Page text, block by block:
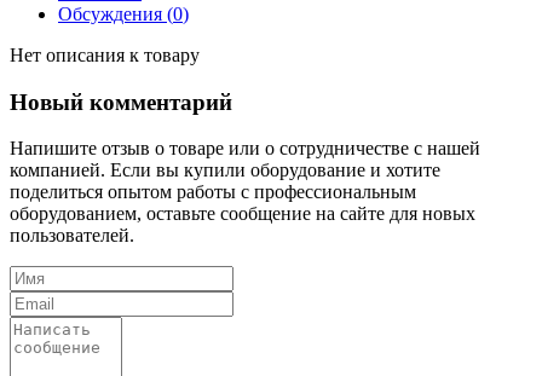
Обсуждения (0)
Нет описания к товару
Новый комментарий
Напишите отзыв о товаре или о сотрудничестве с нашей
компанией. Если вы купили оборудование и хотите
поделиться опытом работы с профессиональным
оборудованием, оставьте сообщение на сайте для новых
пользователей.